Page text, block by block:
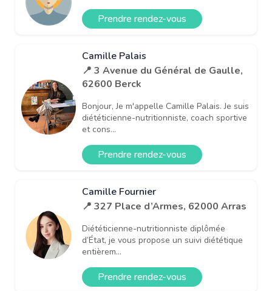
Prendre rendez-vous
Camille Palais
📍 3 Avenue du Général de Gaulle,
62600 Berck
Bonjour, Je m'appelle Camille Palais. Je suis
diététicienne-nutritionniste, coach sportive
et cons...
Prendre rendez-vous
Camille Fournier
📍 327 Place d’Armes, 62000 Arras
Diététicienne-nutritionniste diplômée
d’État, je vous propose un suivi diététique
entièrem...
Prendre rendez-vous